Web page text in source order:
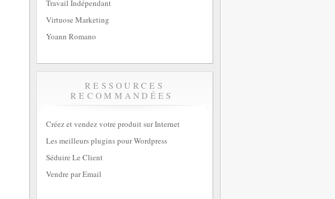
Travail Indépendant
Virtuose Marketing
Yoann Romano
RESSOURCES
RECOMMANDÉES
Créez et vendez votre produit sur Internet
Les meilleurs plugins pour Wordpress
Séduire Le Client
Vendre par Email